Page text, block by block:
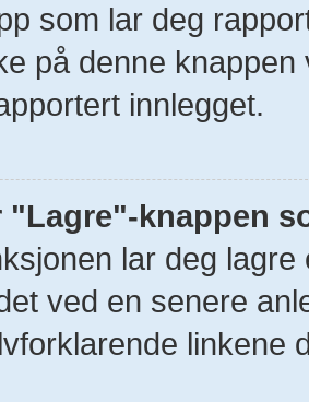
som lar deg
på denne
innlegget.
"Lagre"-knappen
lar deg
ved en senere
linkene